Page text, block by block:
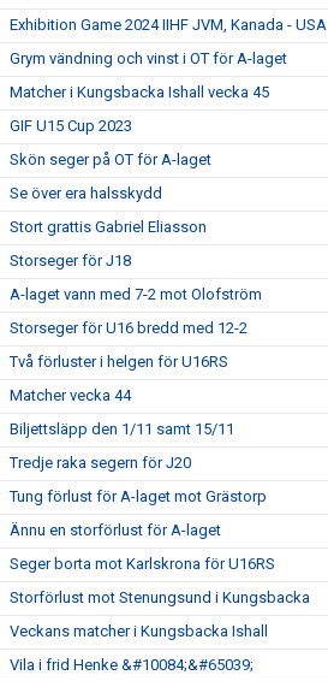
Exhibition Game 2024 IIHF JVM, Kanada - USA
Grym vändning och vinst i OT för A-laget
Matcher i Kungsbacka Ishall vecka 45
GIF U15 Cup 2023
Skön seger på OT för A-laget
Se över era halsskydd
Stort grattis Gabriel Eliasson
Storseger för J18
A-laget vann med 7-2 mot Olofström
Storseger för U16 bredd med 12-2
Två förluster i helgen för U16RS
Matcher vecka 44
Biljettsläpp den 1/11 samt 15/11
Tredje raka segern för J20
Tung förlust för A-laget mot Grästorp
Ännu en storförlust för A-laget
Seger borta mot Karlskrona för U16RS
Storförlust mot Stenungsund i Kungsbacka
Veckans matcher i Kungsbacka Ishall
Vila i frid Henke &#10084;&#65039;